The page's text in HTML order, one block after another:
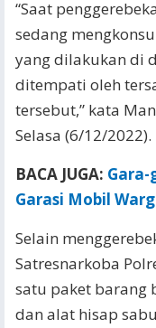
“Saat
sedang
yang dilakukan di
ditempati oleh
tersebut,” kata
Selasa (6/12/2022).
BACA JUGA:
Garasi Mobil
Selain
Satresnarkoba
satu paket barang
dan alat hisap